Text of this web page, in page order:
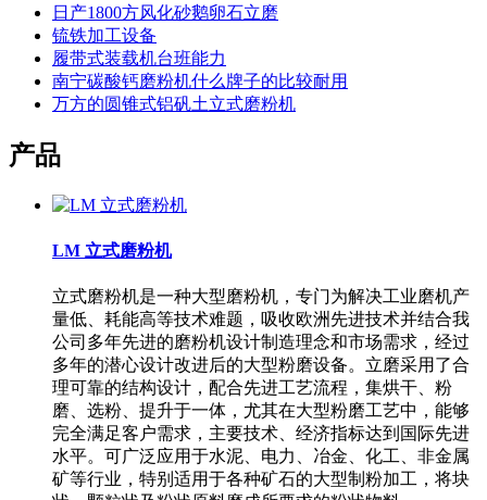
日产1800方风化砂鹅卵石立磨
锍铁加工设备
履带式装载机台班能力
南宁碳酸钙磨粉机什么牌子的比较耐用
万方的圆锥式铝矾土立式磨粉机
产品
LM 立式磨粉机
立式磨粉机是一种大型磨粉机，专门为解决工业磨机产
量低、耗能高等技术难题，吸收欧洲先进技术并结合我
公司多年先进的磨粉机设计制造理念和市场需求，经过
多年的潜心设计改进后的大型粉磨设备。立磨采用了合
理可靠的结构设计，配合先进工艺流程，集烘干、粉
磨、选粉、提升于一体，尤其在大型粉磨工艺中，能够
完全满足客户需求，主要技术、经济指标达到国际先进
水平。可广泛应用于水泥、电力、冶金、化工、非金属
矿等行业，特别适用于各种矿石的大型制粉加工，将块